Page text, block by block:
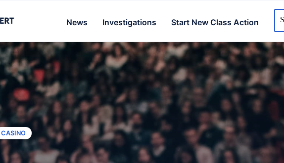
News Investigations Start New Class Action
CASINO